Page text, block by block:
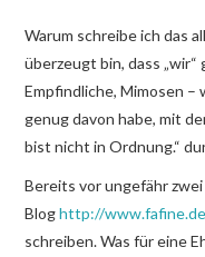
Warum schreibe ich das
überzeugt bin, dass „wir“
Empfindliche, Mimosen –
genug davon habe, mit
bist nicht in Ordnung.“
Bereits vor ungefähr
Bloghttp://www.fafine.de
schreiben. Was für eine